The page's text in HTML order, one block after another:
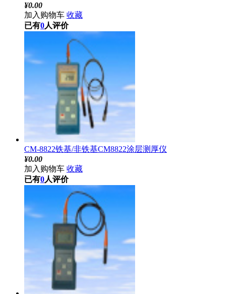
¥0.00
加入购物车 收藏
已有0人评价
CM-8822铁基/非铁基CM8822涂层测厚仪
¥0.00
加入购物车 收藏
已有0人评价